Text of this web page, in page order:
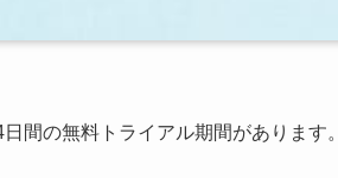
間の無料トライアル期間があります。